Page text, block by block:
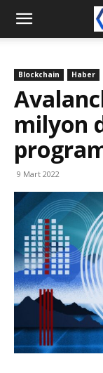
Blockchain
Blockchain Haber
milyon
9 Mart 2022